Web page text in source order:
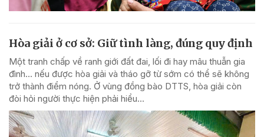
Hòa giải ở cơ sở: Giữ tình làng, đúng quy định
Một tranh chấp về ranh giới đất đai, lối đi hay mâu thuẫn gia
đình... nếu được hòa giải và tháo gỡ từ sớm có thể sẽ không
trở thành điểm nóng. Ở vùng đồng bào DTTS, hòa giải còn
đòi hỏi người thực hiện phải hiểu...